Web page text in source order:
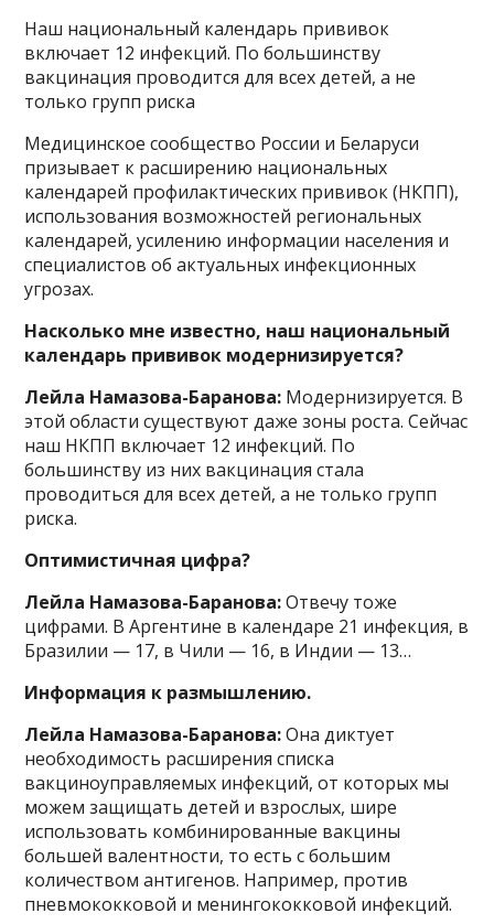
Наш национальный календарь прививок
включает 12 инфекций. По большинству
вакцинация проводится для всех детей, а не
только групп риска
Медицинское сообщество России и Беларуси
призывает к расширению национальных
календарей профилактических прививок (НКПП),
использования возможностей региональных
календарей, усилению информации населения и
специалистов об актуальных инфекционных
угрозах.
Насколько мне известно, наш национальный
календарь прививок модернизируется?
Лейла Намазова-Баранова: Модернизируется. В
этой области существуют даже зоны роста. Сейчас
наш НКПП включает 12 инфекций. По
большинству из них вакцинация стала
проводиться для всех детей, а не только групп
риска.
Оптимистичная цифра?
Лейла Намазова-Баранова:Отвечу тоже
цифрами. В Аргентине в календаре 21 инфекция, в
Бразилии — 17, в Чили — 16, в Индии — 13…
Информация к размышлению.
Лейла Намазова-Баранова:Она диктует
необходимость расширения списка
вакциноуправляемых инфекций, от которых мы
можем защищать детей и взрослых, шире
использовать комбинированные вакцины
большей валентности, то есть с большим
количеством антигенов. Например, против
пневмококковой и менингококковой инфекций.